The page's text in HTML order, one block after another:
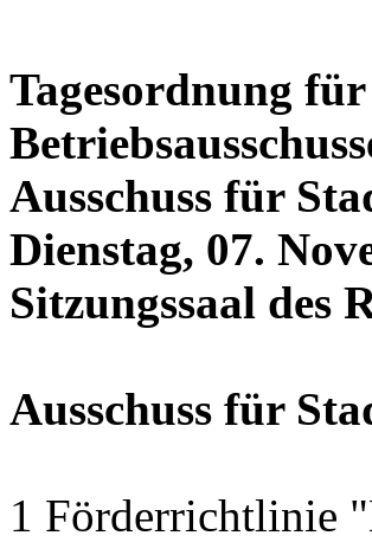
Tagesordnung
Ausschuss für
Dienstag, 07.
Sitzungssaal des
Ausschuss für
1 Förderrichtlinie